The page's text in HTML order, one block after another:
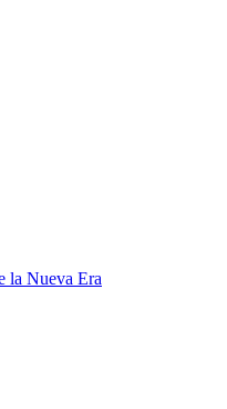
Nueva Era